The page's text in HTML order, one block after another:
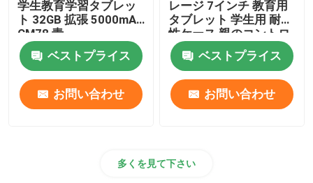
学生教育学習タブレッ
ト 32GB 拡張 5000mAh
CM78 青
ベストプライス
お問い合わせ
レージ 7インチ 教育用
タブレット 学生用 耐久
性ケース 親のコントロ
ール CM78-ピンク
ベストプライス
お問い合わせ
多くを見て下さい